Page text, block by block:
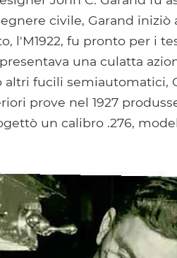
civile, Garand iniziò
l'M1922, fu pronto per i
una culatta
fucili semiautomatici,
prove nel 1927
un calibro .276,